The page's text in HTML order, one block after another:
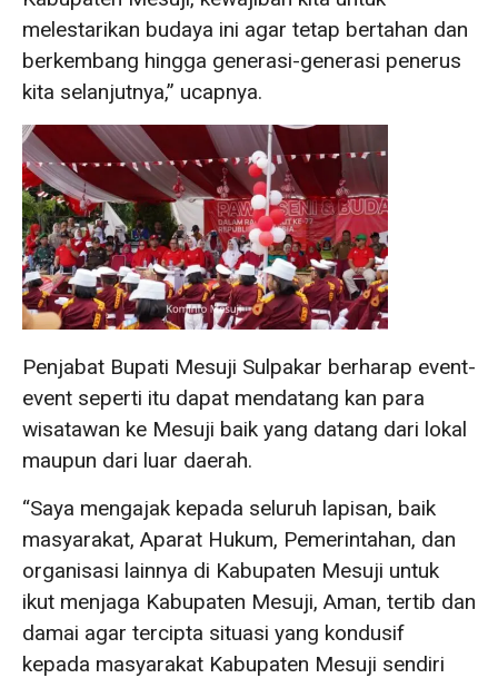
melestarikan budaya ini agar tetap bertahan dan
berkembang hingga generasi-generasi penerus
kita selanjutnya,” ucapnya.
Penjabat Bupati Mesuji Sulpakar berharap event-
event seperti itu dapat mendatang kan para
wisatawan ke Mesuji baik yang datang dari lokal
maupun dari luar daerah.
“Saya mengajak kepada seluruh lapisan, baik
masyarakat, Aparat Hukum, Pemerintahan, dan
organisasi lainnya di Kabupaten Mesuji untuk
ikut menjaga Kabupaten Mesuji, Aman, tertib dan
damai agar tercipta situasi yang kondusif
kepada masyarakat Kabupaten Mesuji sendiri